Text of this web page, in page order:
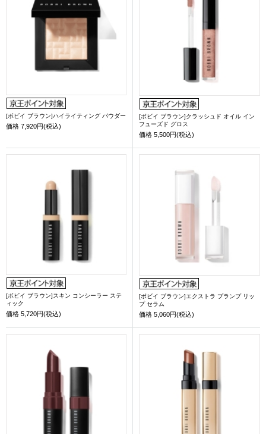
[ボビイ ブラウン]ハイライティング パウダー
価格 7,920円(税込)
[ボビイ ブラウン]クラッシュド オイル イン
フューズド グロス
価格 5,500円(税込)
[ボビイ ブラウン]スキン コンシーラー ステ
ィック
価格 5,720円(税込)
[ボビイ ブラウン]エクストラ プランプ リッ
プ セラム
価格 5,060円(税込)